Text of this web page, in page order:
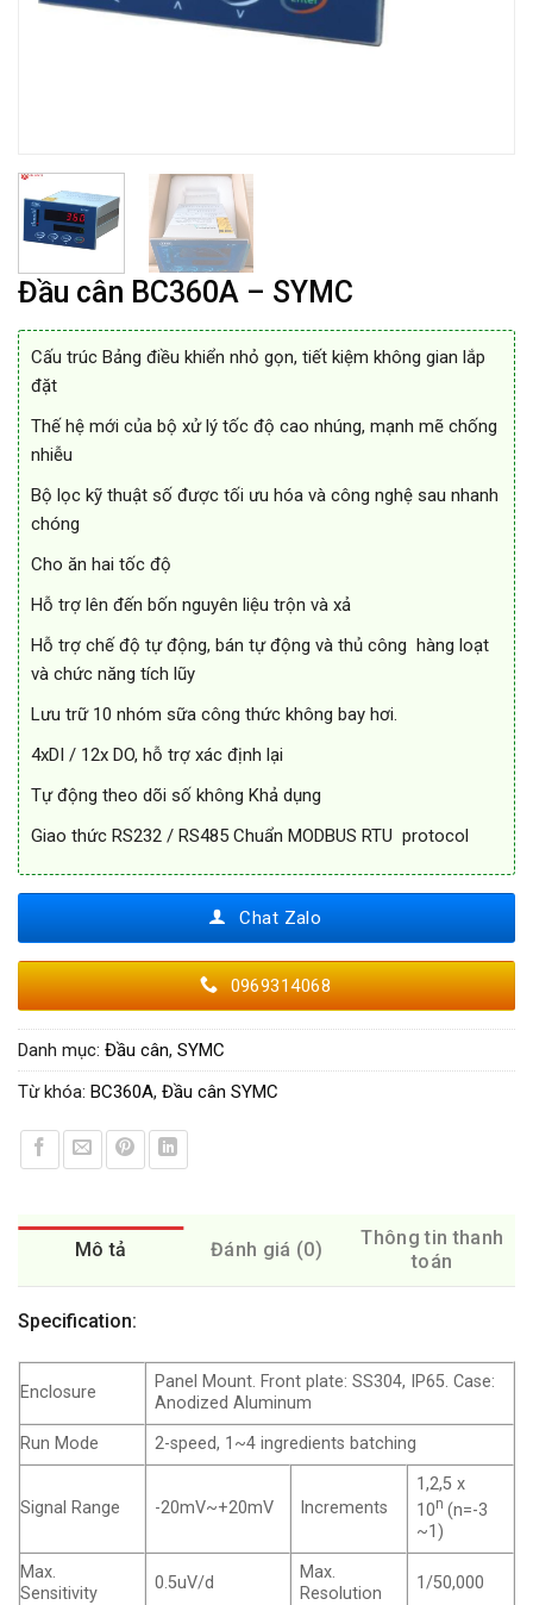
Đầu cân BC360A – SYMC
Cấu trúc Bảng điều khiển nhỏ gọn, tiết kiệm không gian lắp
đặt
Thế hệ mới của bộ xử lý tốc độ cao nhúng, mạnh mẽ chống
nhiễu
Bộ lọc kỹ thuật số được tối ưu hóa và công nghệ sau nhanh
chóng
Cho ăn hai tốc độ
Hỗ trợ lên đến bốn nguyên liệu trộn và xả
Hỗ trợ chế độ tự động, bán tự động và thủ công hàng loạt
và chức năng tích lũy
Lưu trữ 10 nhóm sữa công thức không bay hơi.
4xDI / 12x DO, hỗ trợ xác định lại
Tự động theo dõi số không Khả dụng
Giao thức RS232 / RS485 Chuẩn MODBUS RTU protocol
Chat Zalo
0969314068
Danh mục: Đầu cân, SYMC
Từ khóa: BC360A, Đầu cân SYMC
Mô tả Đánh giá (0)
Thông tin thanh
toán
Specification:
Enclosure
Panel Mount. Front plate: SS304, IP65. Case:
Anodized Aluminum
Run Mode
2-speed, 1~4 ingredients batching
Signal Range -20mV~+20mV Increments
1,2,5 x
10n (n=-3
~1)
Max.
Sensitivity
0.5uV/d
Max.
Resolution
1/50,000